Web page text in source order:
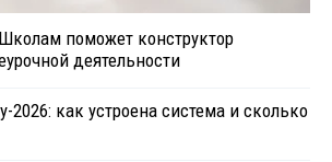
поможет конструктор
деятельности
2026: как устроена система и сколько